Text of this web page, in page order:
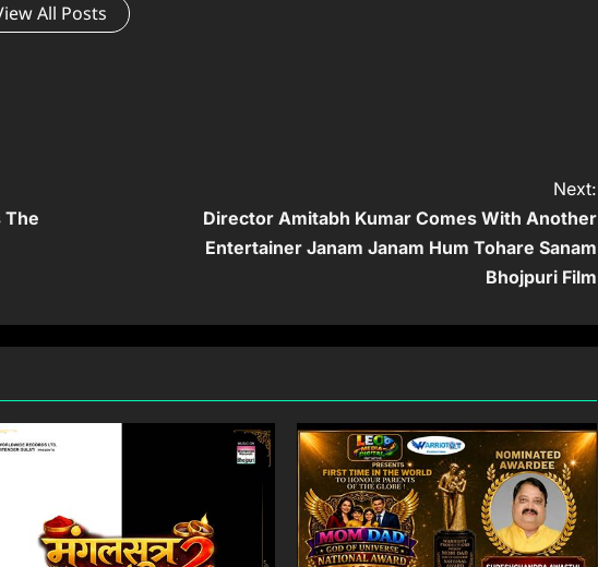
All Posts
The
Next:
Director Amitabh Kumar Comes With Another
Entertainer Janam Janam Hum Tohare Sanam
Bhojpuri Film